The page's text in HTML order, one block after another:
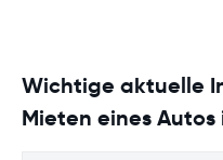
Wichtige aktuelle
Mieten eines